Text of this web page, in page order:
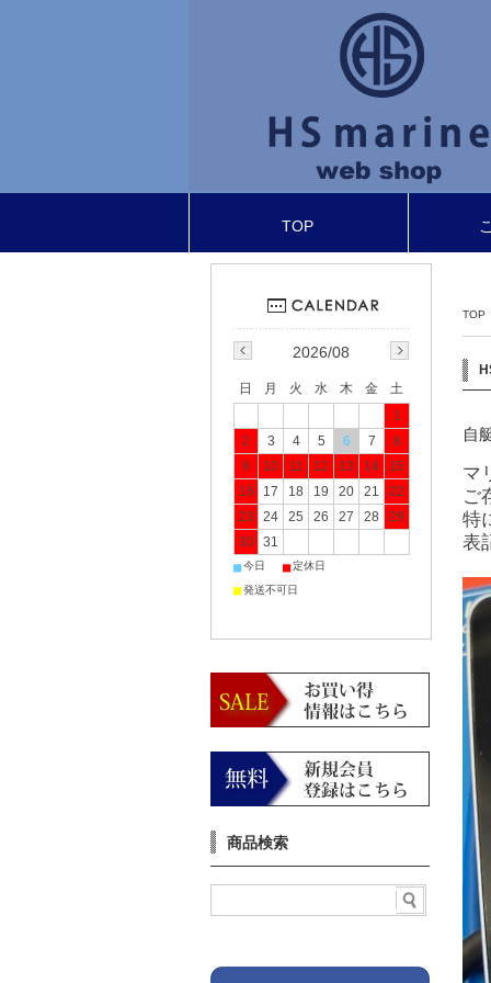
TOP
TOP
自
マ
ご
特
表
2026/08
日 月 火 水 木 金
土
1
2
3 4 5 6 7
8
9
10 11 12 13 14
15
16
17 18 19 20 21
22
23
24 25 26 27 28
29
30
31
■今日 ■定休日
■発送不可日
商品検索